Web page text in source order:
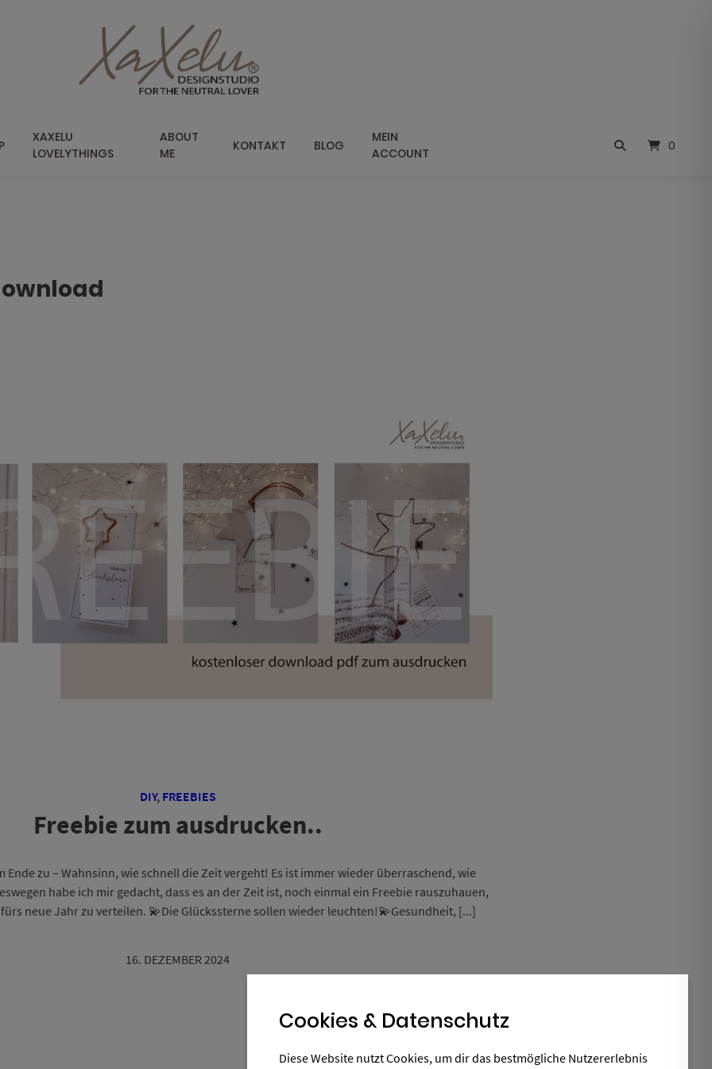
XAXELU
LOVELYTHINGS
ABOUT
ME
KONTAKT BLOG
MEIN
ACCOUNT
0
DIY, FREEBIES
Freebie zum ausdrucken..
Ende zu – Wahnsinn, wie schnell die Zeit vergeht! Es ist immer wieder überraschend, wie
habe ich mir gedacht, dass es an der Zeit ist, noch einmal ein Freebie rauszuhauen,
neue Jahr zu verteilen. 💫Die Glückssterne sollen wieder leuchten!💫Gesundheit, [...]
16. DEZEMBER 2024
Cookies & Datenschutz
Diese Website nutzt Cookies, um dir das bestmögliche Nutzererlebnis